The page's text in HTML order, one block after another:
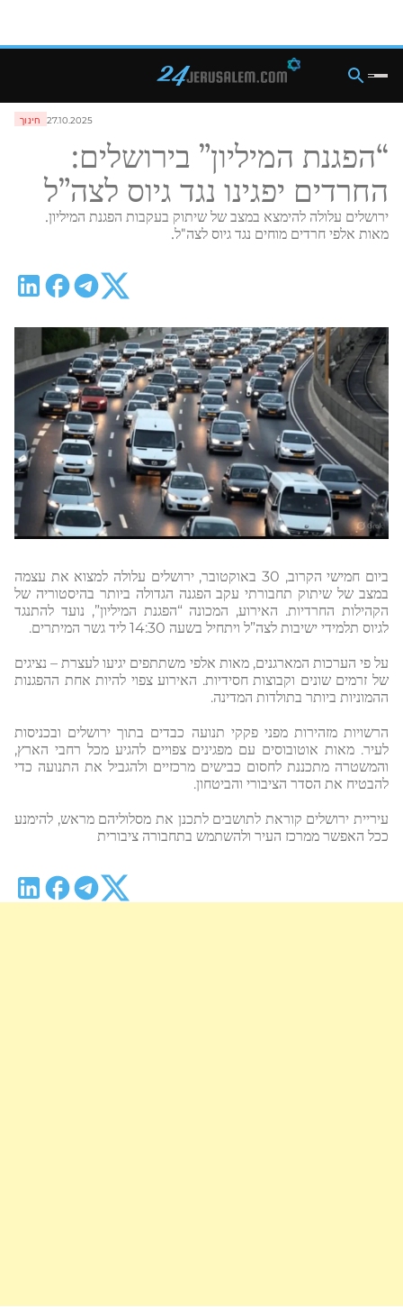
חינוך 27.10.2025
“הפגנת המיליון” בירושלים:
החרדים יפגינו נגד גיוס לצה”ל
ירושלים עלולה להימצא במצב של שיתוק בעקבות הפגנת המיליון.
מאות אלפי חרדים מוחים נגד גיוס לצה"ל.
ביום חמישי הקרוב, 30 באוקטובר, ירושלים עלולה למצוא את עצמה
במצב של שיתוק תחבורתי עקב הפגנה הגדולה ביותר בהיסטוריה של
הקהילות החרדיות. האירוע, המכונה “הפגנת המיליון”, נועד להתנגד
לגיוס תלמידי ישיבות לצה”ל ויתחיל בשעה 14:30 ליד גשר המיתרים.
על פי הערכות המארגנים, מאות אלפי משתתפים יגיעו לעצרת – נציגים
של זרמים שונים וקבוצות חסידיות. האירוע צפוי להיות אחת ההפגנות
ההמוניות ביותר בתולדות המדינה.
הרשויות מזהירות מפני פקקי תנועה כבדים בתוך ירושלים ובכניסות
לעיר. מאות אוטובוסים עם מפגינים צפויים להגיע מכל רחבי הארץ,
והמשטרה מתכננת לחסום כבישים מרכזיים ולהגביל את התנועה כדי
להבטיח את הסדר הציבורי והביטחון.
עיריית ירושלים קוראת לתושבים לתכנן את מסלוליהם מראש, להימנע
ככל האפשר ממרכז העיר ולהשתמש בתחבורה ציבורית